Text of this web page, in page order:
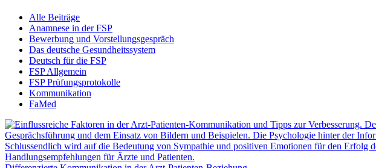
Alle Beiträge
Anamnese in der FSP
Bewerbung und Vorstellungsgespräch
Das deutsche Gesundheitssystem
Deutsch für die FSP
FSP Allgemein
FSP Prüfungsprotokolle
Kommunikation
FaMed